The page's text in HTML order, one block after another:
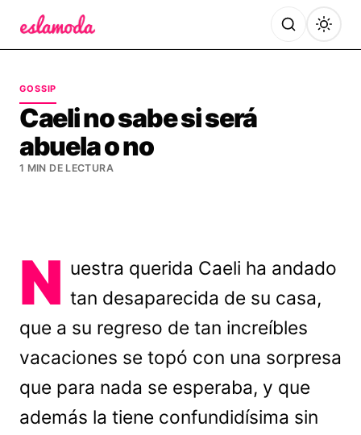
GOSSIP
Caeli no sabe si será
abuela o no
1 MIN DE LECTURA
N uestra querida Caeli ha andado
tan desaparecida de su casa,
que a su regreso de tan increíbles
vacaciones se topó con una sorpresa
que para nada se esperaba, y que
además la tiene confundidísima sin